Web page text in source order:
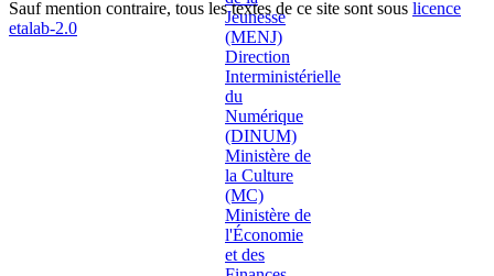
Sauf mention contraire, tous les textes de ce site sont sous licence
etalab-2.0